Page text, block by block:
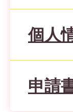
個人
申請